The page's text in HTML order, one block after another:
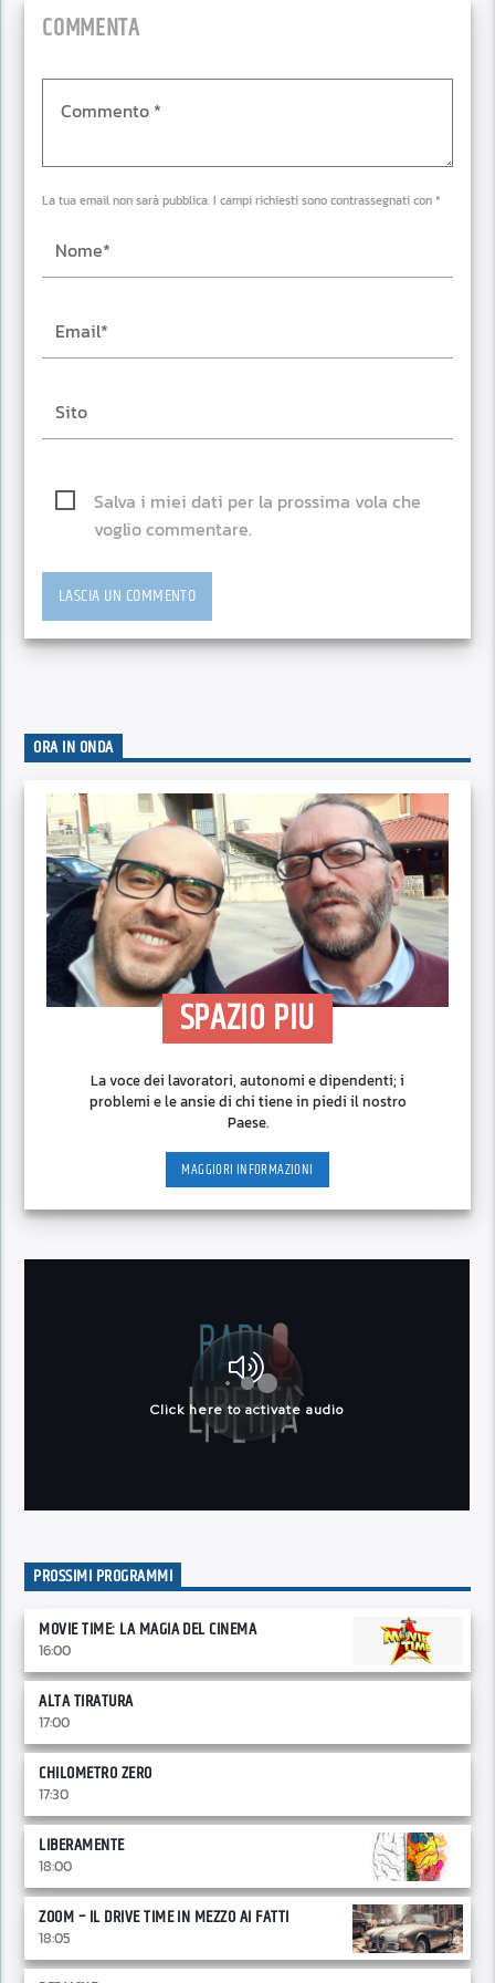
COMMENTA
La tua email non sarà pubblica. I campi richiesti sono contrassegnati con *
Salva i miei dati per la prossima vola che
voglio commentare.
ORA IN ONDA
SPAZIO PIU
La voce dei lavoratori, autonomi e dipendenti; i
problemi e le ansie di chi tiene in piedi il nostro
Paese.
MAGGIORI INFORMAZIONI
PROSSIMI PROGRAMMI
MOVIE TIME: LA MAGIA DEL CINEMA
16:00
ALTA TIRATURA
17:00
CHILOMETRO ZERO
17:30
LIBERAMENTE
18:00
ZOOM – IL DRIVE TIME IN MEZZO AI FATTI
18:05